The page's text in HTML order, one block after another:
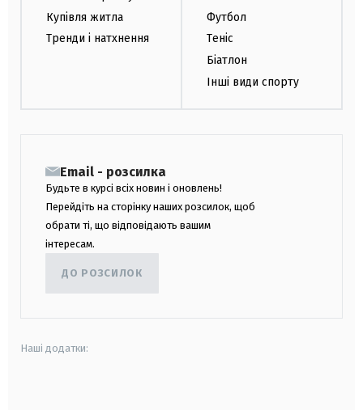
Купівля житла
Тренди і натхнення
Футбол
Теніс
Біатлон
Інші види спорту
Email - розсилка
Будьте в курсі всіх новин і оновлень!
Перейдіть на сторінку наших розсилок, щоб
обрати ті, що відповідають вашим
інтересам.
ДО РОЗСИЛОК
Наші додатки: